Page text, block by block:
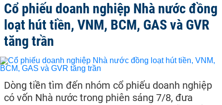
Cổ phiếu doanh nghiệp Nhà nước đồng
loạt hút tiền, VNM, BCM, GAS và GVR
tăng trần
Dòng tiền tìm đến nhóm cổ phiếu doanh nghiệp
có vốn Nhà nước trong phiên sáng 7/8, đưa